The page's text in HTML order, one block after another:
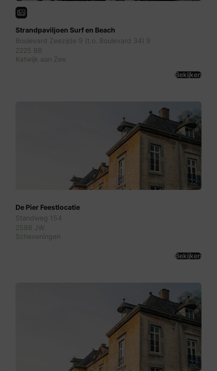
Strandpaviljoen Surf en Beach
Boulevard Zeezijde 9 (t.o. Boulevard 34) 9
2225 BB
Katwijk aan Zee
Bekijken
De Pier Feestlocatie
Standweg 154
2586 JW
Scheveningen
Bekijken